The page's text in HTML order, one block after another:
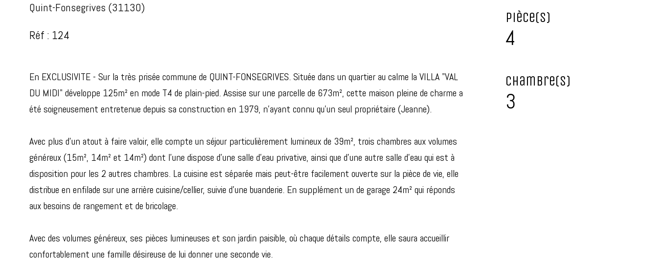
Quint-Fonsegrives (31130)
Réf : 124
En EXCLUSIVITE - Sur la très prisée commune de QUINT-FONSEGRIVES. Située dans un quartier au calme la VILLA "VAL
DU MIDI" développe 125m² en mode T4 de plain-pied. Assise sur une parcelle de 673m², cette maison pleine de charme a
été soigneusement entretenue depuis sa construction en 1979, n'ayant connu qu'un seul propriétaire (Jeanne).
Avec plus d'un atout à faire valoir, elle compte un séjour particulièrement lumineux de 39m², trois chambres aux volumes
généreux (15m², 14m² et 14m²) dont l'une dispose d'une salle d'eau privative, ainsi que d'une autre salle d'eau qui est à
disposition pour les 2 autres chambres. La cuisine est séparée mais peut-être facilement ouverte sur la pièce de vie, elle
distribue en enfilade sur une arrière cuisine/cellier, suivie d'une buanderie. En supplément un de garage 24m² qui réponds
aux besoins de rangement et de bricolage.
Avec des volumes généreux, ses pièces lumineuses et son jardin paisible, où chaque détails compte, elle saura accueillir
confortablement une famille désireuse de lui donner une seconde vie.
Pièce(s)
4
Chambre(s)
3